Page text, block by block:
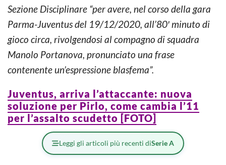
Sezione Disciplinare “per avere, nel corso della gara
Parma-Juventus del 19/12/2020, all’80′ minuto di
gioco circa, rivolgendosi al compagno di squadra
Manolo Portanova, pronunciato una frase
contenente un’espressione blasfema”.
Juventus, arriva l’attaccante: nuova
soluzione per Pirlo, come cambia l’11
per l’assalto scudetto [FOTO]
Leggi gli articoli più recenti diSerie A